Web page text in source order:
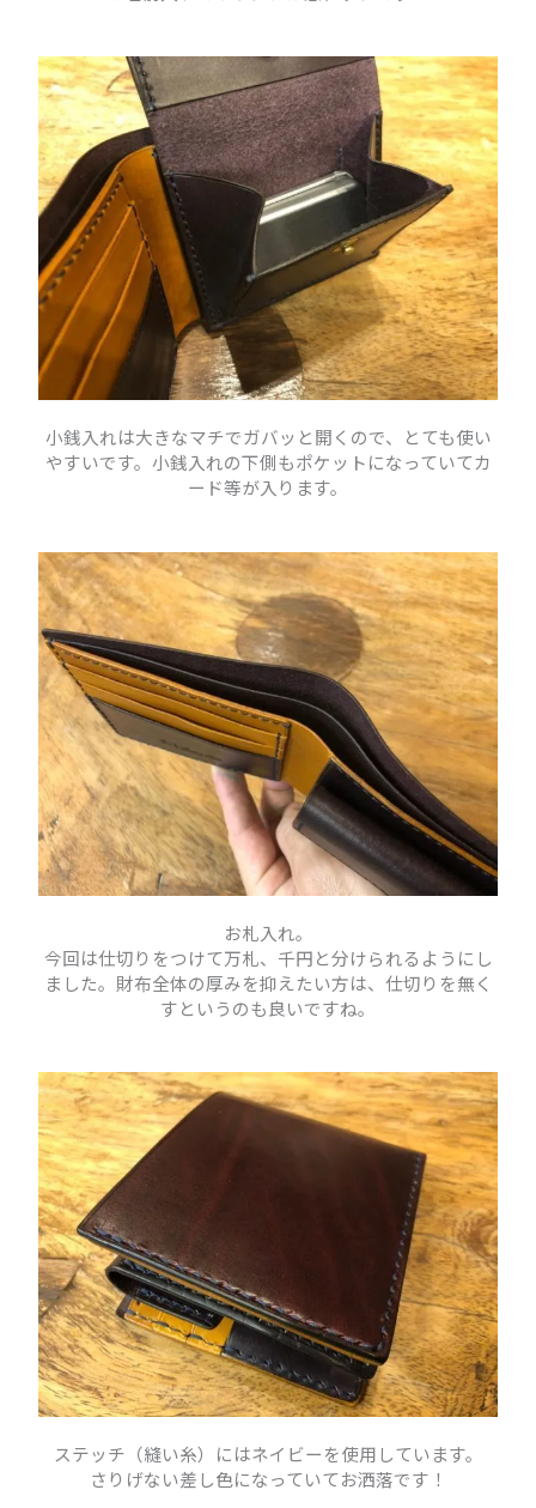
小銭入れは大きなマチでガバッと開くので、とても使い
やすいです。小銭入れの下側もポケットになっていてカ
ード等が入ります。
お札入れ。
今回は仕切りをつけて万札、千円と分けられるようにし
ました。財布全体の厚みを抑えたい方は、仕切りを無く
すというのも良いですね。
ステッチ（縫い糸）にはネイビーを使用しています。
さりげない差し色になっていてお洒落です！